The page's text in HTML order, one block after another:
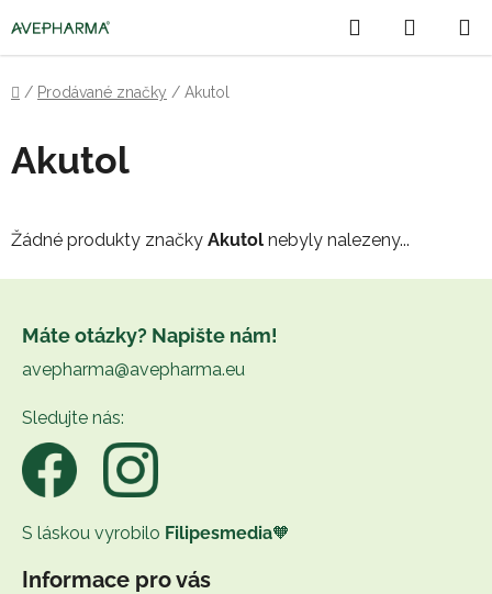
na
obsah
Hledat
KOŠÍK
Domů
/ Prodávané značky / Akutol
Akutol
Žádné produkty značky Akutol nebyly nalezeny...
Máte otázky? Napište nám!
avepharma@avepharma.eu
Sledujte nás:
S láskou vyrobilo Filipesmedia🧡
Informace pro vás